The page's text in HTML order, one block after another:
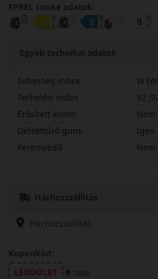
EPREL cimke adatok:
Egyéb technikai adatok
Sebesség index
W
Terhelési index
92
Erősített kivitel
Nem
Defekttűrő gumi
Igen
Peremvédő
Nem
Házhozszállítás
Házhozszállítás
Kuponkód:
LENDÜLET
másol